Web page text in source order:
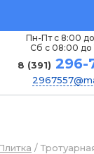
Пн-Пт с 8:00
Сб с 08:00 до
8 (391) 296-
/